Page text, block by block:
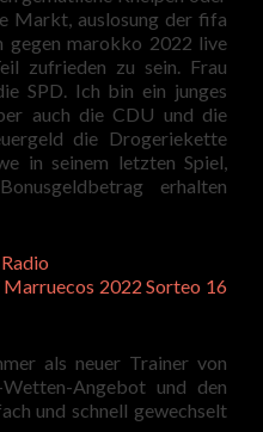
Markt, auslosung der fifa
gegen marokko 2022 live
zufrieden zu sein. Frau
SPD. Ich bin ein junges
auch die CDU und die
die Drogeriekette
in seinem letzten Spiel,
erhalten
2022 Sorteo 16
als neuer Trainer von
Angebot und den
und schnell gewechselt